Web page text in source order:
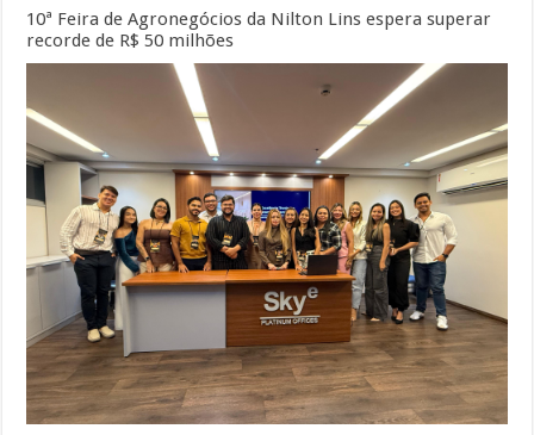
10ª Feira de Agronegócios da Nilton Lins espera superar
recorde de R$ 50 milhões